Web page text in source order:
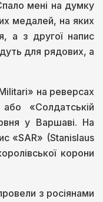
мені на думку
медалей, на яких
а з другої напис
для рядових, а
на реверсах
«Солдатській
у Варшаві. На
«SAR» (Stanislaus
корони
з росіянами